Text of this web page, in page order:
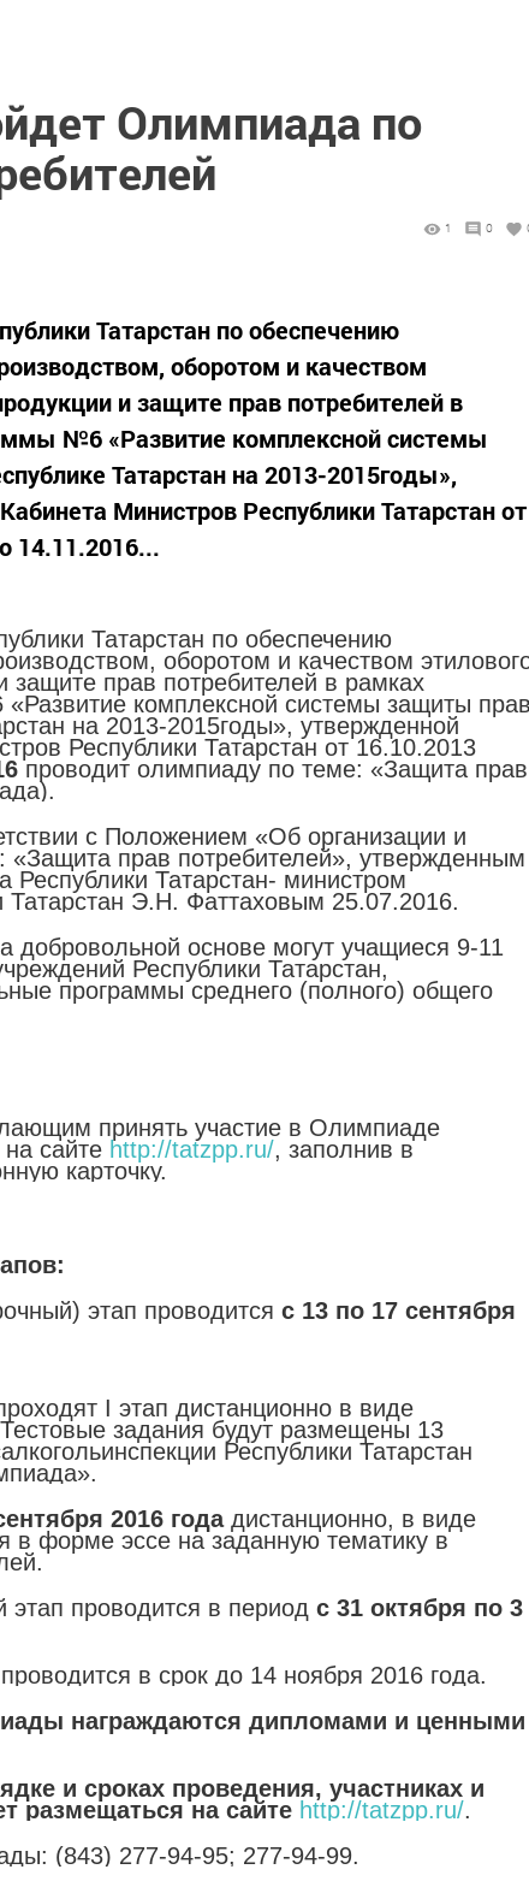
Олимпиада по
1 0
Татарстан по обеспечению
оборотом и качеством
и защите прав потребителей в
№6 «Развитие комплексной системы
Татарстан на 2013-2015годы»,
Министров Республики Татарстан от
14.11.2016...
Татарстан по обеспечению
оборотом и качеством
защите прав потребителей в рамках
комплексной системы защиты
на 2013-2015годы», утвержденной
Республики Татарстан от 16.10.2013
проводит олимпиаду по теме: «Защита прав
с Положением «Об организации и
прав потребителей», утвержденным
Татарстан- министром
Татарстан Э.Н. Фаттаховым 25.07.2016.
добровольной основе могут учащиеся 9-11
Республики Татарстан,
программы среднего (полного) общего
принять участие в Олимпиаде
сайте http://tatzpp.ru/, заполнив в
карточку.
этап проводится с 13 по 17 сентября
I этап дистанционно в виде
задания будут размещены 13
Республики Татарстан
2016 года дистанционно, в виде
в форме эссе на заданную тематику в
проводится в период с 31 октября по 3
в срок до 14 ноября 2016 года.
награждаются дипломами и ценными
и сроках проведения, участниках и
размещаться на сайте http://tatzpp.ru/.
(843) 277-94-95; 277-94-99.